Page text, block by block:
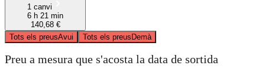
1 canvi
6 h 21 min
140,68 €
Tots els preusAvui Tots els preusDemà
Preu a mesura que s'acosta la data de sortida